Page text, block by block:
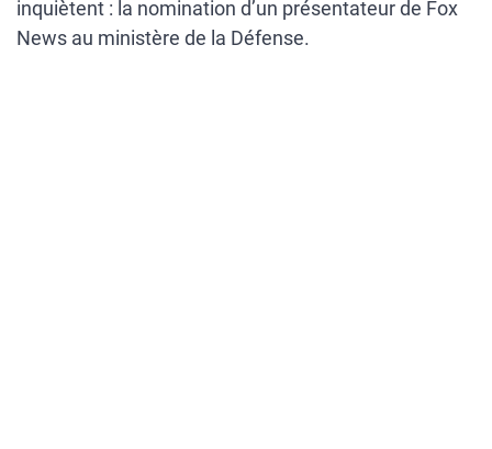
inquiètent : la nomination d’un présentateur de Fox
News au ministère de la Défense.